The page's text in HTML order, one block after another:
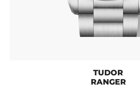
TUDOR
RANGER